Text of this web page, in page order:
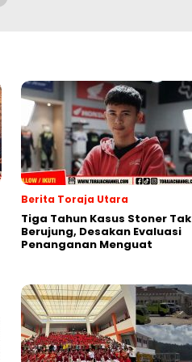
Berita Toraja Utara
Tiga Tahun Kasus Stoner Tak
Berujung, Desakan Evaluasi
Penanganan Menguat